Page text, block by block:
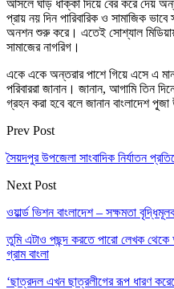
আসলে ঘাড় ধাক্কা দিয়ে বের করে দেয়
প্রায় নয় দিন পারিবারিক ও সামাজিক
অনশন শুরু করে। এতেই সোশ্যাল
সামাজের নাগরিগ।
একে একে অন্তরার পাশে গিয়ে এসে এ
পরিবাররা জানান। জানান, আগামি তিন
গ্রহন করা হবে বলে জানান বাংলাদেশ পূ্জা
Prev Post
সৈয়দপুর উপজেলা সাংবাদিক নির্যাতন
Next Post
ওয়ার্ল্ড ভিশন বাংলাদেশ – সক্ষমতা
তুমি এটাও পছন্দ করতে পারো লেখক
গ্রাম বাংলা
‘ছাত্রদল এখন ছাত্রলীগের রূপ ধারণ